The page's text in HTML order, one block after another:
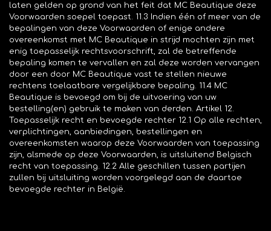
laten gelden op grond van het feit dat MC Beautique deze
Voorwaarden soepel toepast. 11.3 Indien één of meer van de
bepalingen van deze Voorwaarden of enige andere
overeenkomst met MC Beautique in strijd mochten zijn met
enig toepasselijk rechtsvoorschrift, zal de betreffende
bepaling komen te vervallen en zal deze worden vervangen
door een door MC Beautique vast te stellen nieuwe
rechtens toelaatbare vergelijkbare bepaling. 11.4 MC
Beautique is bevoegd om bij de uitvoering van uw
bestelling(en) gebruik te maken van derden. Artikel 12.
Toepasselijk recht en bevoegde rechter 12.1 Op alle rechten,
verplichtingen, aanbiedingen, bestellingen en
overeenkomsten waarop deze Voorwaarden van toepassing
zijn, alsmede op deze Voorwaarden, is uitsluitend Belgisch
recht van toepassing. 12.2 Alle geschillen tussen partijen
zullen bij uitsluiting worden voorgelegd aan de daartoe
bevoegde rechter in België.